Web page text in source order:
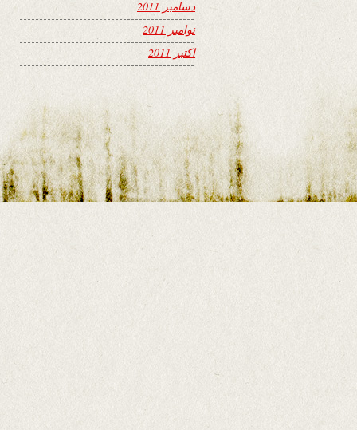
دسامبر 2011
نوامبر 2011
اکتبر 2011